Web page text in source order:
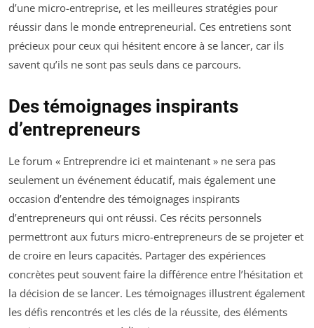
d’une micro-entreprise, et les meilleures stratégies pour
réussir dans le monde entrepreneurial. Ces entretiens sont
précieux pour ceux qui hésitent encore à se lancer, car ils
savent qu’ils ne sont pas seuls dans ce parcours.
Des témoignages inspirants
d’entrepreneurs
Le forum « Entreprendre ici et maintenant » ne sera pas
seulement un événement éducatif, mais également une
occasion d’entendre des témoignages inspirants
d’entrepreneurs qui ont réussi. Ces récits personnels
permettront aux futurs micro-entrepreneurs de se projeter et
de croire en leurs capacités. Partager des expériences
concrètes peut souvent faire la différence entre l’hésitation et
la décision de se lancer. Les témoignages illustrent également
les défis rencontrés et les clés de la réussite, des éléments